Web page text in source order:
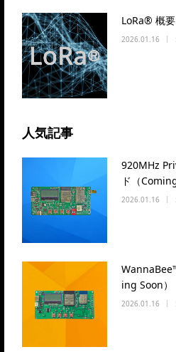
LoRa® 概要
2026.01.16
人気記事
920MHz
ド（
2026.01.16
ing Soon）
2026.01.16